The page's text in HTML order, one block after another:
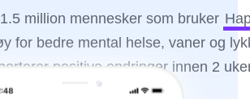
million mennesker som bruker
for bedre mental helse, vaner og
positive endringer innen 2